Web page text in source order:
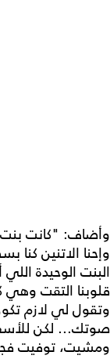
وأضاف: "كانت بنت
وإحنا الاتنين كنا
البنت الوحيدة
قلوبنا التقت
وتقول لي لازم
صوتك... لكن للأسف
ومشيت، توفيت